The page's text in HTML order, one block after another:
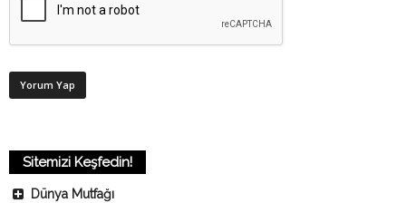
Sitemizi Keşfedin!
Dünya Mutfağı